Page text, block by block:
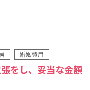
婚姻費用
をし、妥当な金額